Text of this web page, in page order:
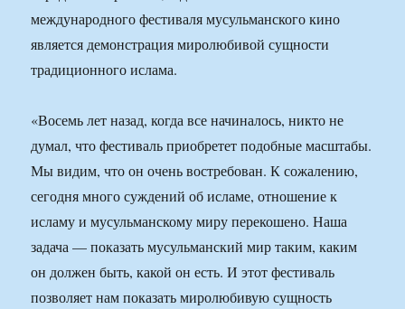
международного фестиваля мусульманского кино
является демонстрация миролюбивой сущности
традиционного ислама.
«Восемь лет назад, когда все начиналось, никто не
думал, что фестиваль приобретет подобные масштабы.
Мы видим, что он очень востребован. К сожалению,
сегодня много суждений об исламе, отношение к
исламу и мусульманскому миру перекошено. Наша
задача — показать мусульманский мир таким, каким
он должен быть, какой он есть. И этот фестиваль
позволяет нам показать миролюбивую сущность